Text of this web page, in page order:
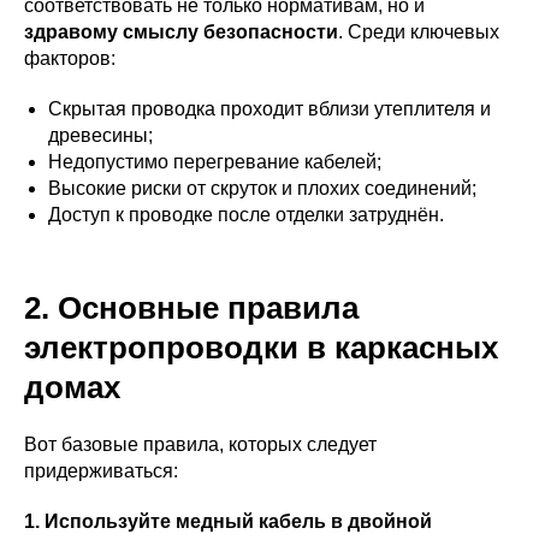
соответствовать не только нормативам, но и
здравому смыслу безопасности. Среди ключевых
факторов:
Скрытая проводка проходит вблизи утеплителя и
древесины;
Недопустимо перегревание кабелей;
Высокие риски от скруток и плохих соединений;
Доступ к проводке после отделки затруднён.
2. Основные правила
электропроводки в каркасных
домах
Вот базовые правила, которых следует
придерживаться:
1. Используйте медный кабель в двойной